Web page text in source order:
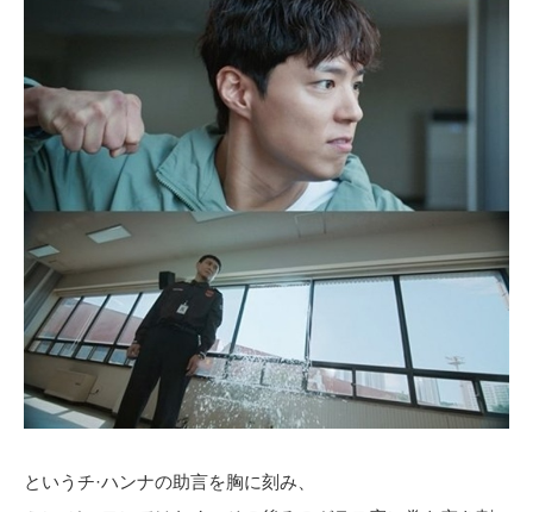
というチ·ハンナの助言を胸に刻み、